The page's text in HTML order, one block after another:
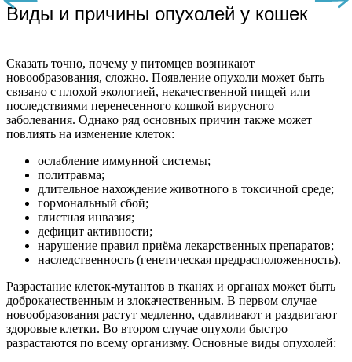
Виды и причины опухолей у кошек
Сказать точно, почему у питомцев возникают
новообразования, сложно. Появление опухоли может быть
связано с плохой экологией, некачественной пищей или
последствиями перенесенного кошкой вирусного
заболевания. Однако ряд основных причин также может
повлиять на изменение клеток:
ослабление иммунной системы;
политравма;
длительное нахождение животного в токсичной среде;
гормональный сбой;
глистная инвазия;
дефицит активности;
нарушение правил приёма лекарственных препаратов;
наследственность (генетическая предрасположенность).
Разрастание клеток-мутантов в тканях и органах может быть
доброкачественным и злокачественным. В первом случае
новообразования растут медленно, сдавливают и раздвигают
здоровые клетки. Во втором случае опухоли быстро
разрастаются по всему организму. Основные виды опухолей: